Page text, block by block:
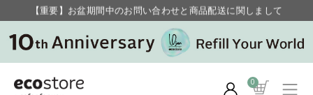
【重要】お盆期間中のお問い合わせと商品配送に関しまして
毎月お得にポイントが貯まる！ “月のポイントアップデー”
0